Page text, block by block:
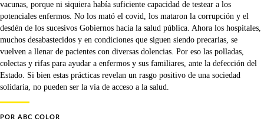
vacunas, porque ni siquiera había suficiente capacidad de testear a los
potenciales enfermos. No los mató el covid, los mataron la corrupción y el
desdén de los sucesivos Gobiernos hacia la salud pública. Ahora los hospitales,
muchos desabastecidos y en condiciones que siguen siendo precarias, se
vuelven a llenar de pacientes con diversas dolencias. Por eso las polladas,
colectas y rifas para ayudar a enfermos y sus familiares, ante la defección del
Estado. Si bien estas prácticas revelan un rasgo positivo de una sociedad
solidaria, no pueden ser la vía de acceso a la salud.
POR ABC COLOR